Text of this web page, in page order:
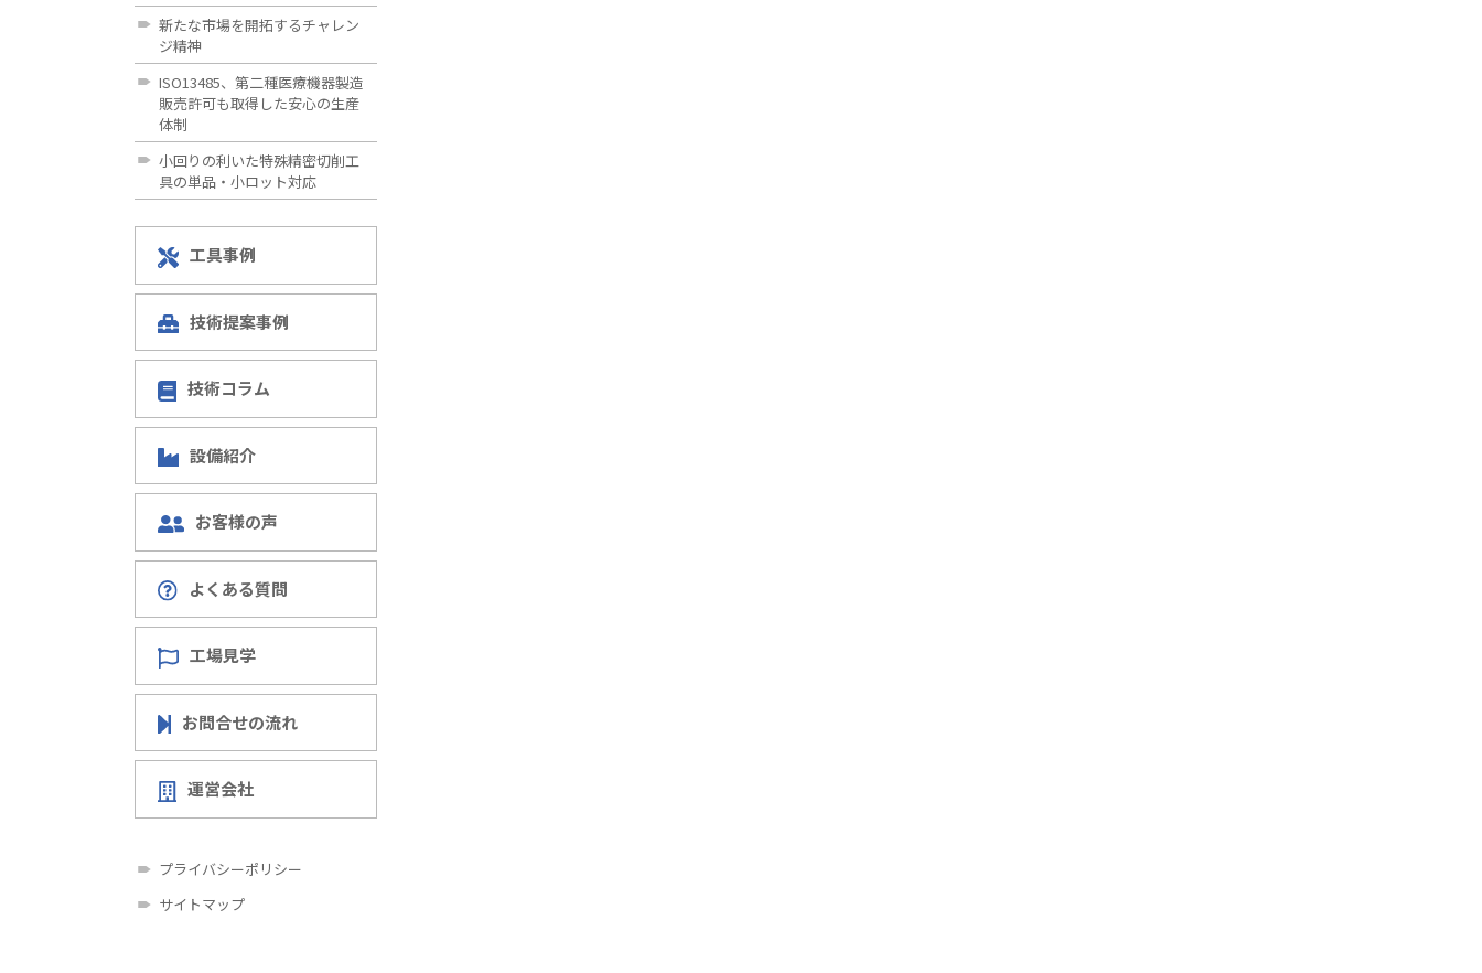
新たな市場を開拓するチャレン
ジ精神
ISO13485、第二種医療機器製造
販売許可も取得した安心の生産
体制
小回りの利いた特殊精密切削工
具の単品・小ロット対応
工具事例
技術提案事例
技術コラム
設備紹介
お客様の声
よくある質問
工場見学
お問合せの流れ
運営会社
プライバシーポリシー
サイトマップ